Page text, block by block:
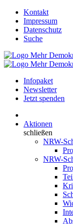
Kontakt
Impressum
Datenschutz
Suche
Infopaket
Newsletter
Jetzt spenden
Aktionen
schließen
NRW-
NRW-